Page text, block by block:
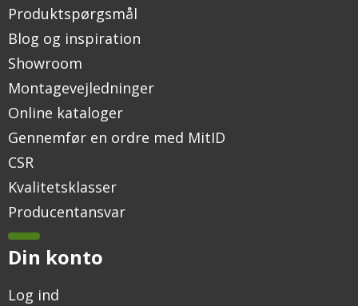
Produktspørgsmål
Blog og inspiration
Showroom
Montagevejledninger
Online kataloger
Gennemfør en ordre med MitID
CSR
Kvalitetsklasser
Producentansvar
Din konto
Log ind